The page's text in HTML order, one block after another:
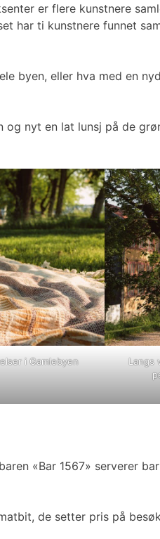
er flere kunstnere
har ti kunstnere funnet
byen, eller hva med en
nyt en lat lunsj på de
i Gamlebyen
Langs
«Bar 1567» serverer
de setter pris på